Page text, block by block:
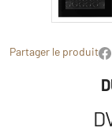
Partager le produit